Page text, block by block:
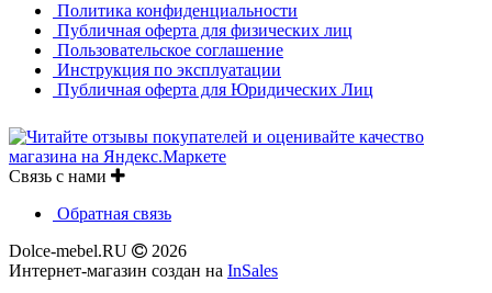
Политика конфиденциальности
Публичная оферта для физических лиц
Пользовательское соглашение
Инструкция по эксплуатации
Публичная оферта для Юридических Лиц
Связь с нами
Обратная связь
Dolce-mebel.RU
2026
Интернет-магазин создан на InSales